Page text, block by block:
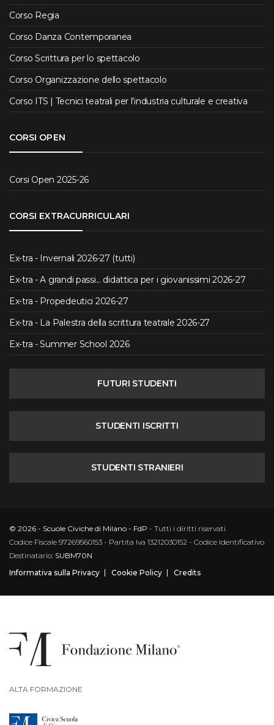
Corso Regia
Corso Danza Contemporanea
Corso Scrittura per lo spettacolo
Corso Organizzazione dello spettacolo
Corso ITS | Tecnici teatrali per l’industria culturale e creativa
CORSI OPEN
Corsi Open 2025-26
CORSI EXTRACURRICULARI
Ex-tra - Invernali 2026-27 (tutti)
Ex-tra - A grandi passi... didattica per i giovanissimi 2026-27
Ex-tra - Propedeutici 2026-27
Ex-tra - La Palestra della scrittura teatrale 2026-27
Ex-tra - Summer School 2026
FUTURI STUDENTI
STUDENTI ISCRITTI
STUDENTI STRANIERI
© 2026 - Scuole Civiche di Milano - FdP - Tutti i diritti riservati
Codice Fiscale 97269560153 - Partita Iva 13212030152 - Codice Identificativo
Destinatario: SUBM70N
Informativa sulla Privacy
Cookie Policy Credits
ALTA FORMAZIONE